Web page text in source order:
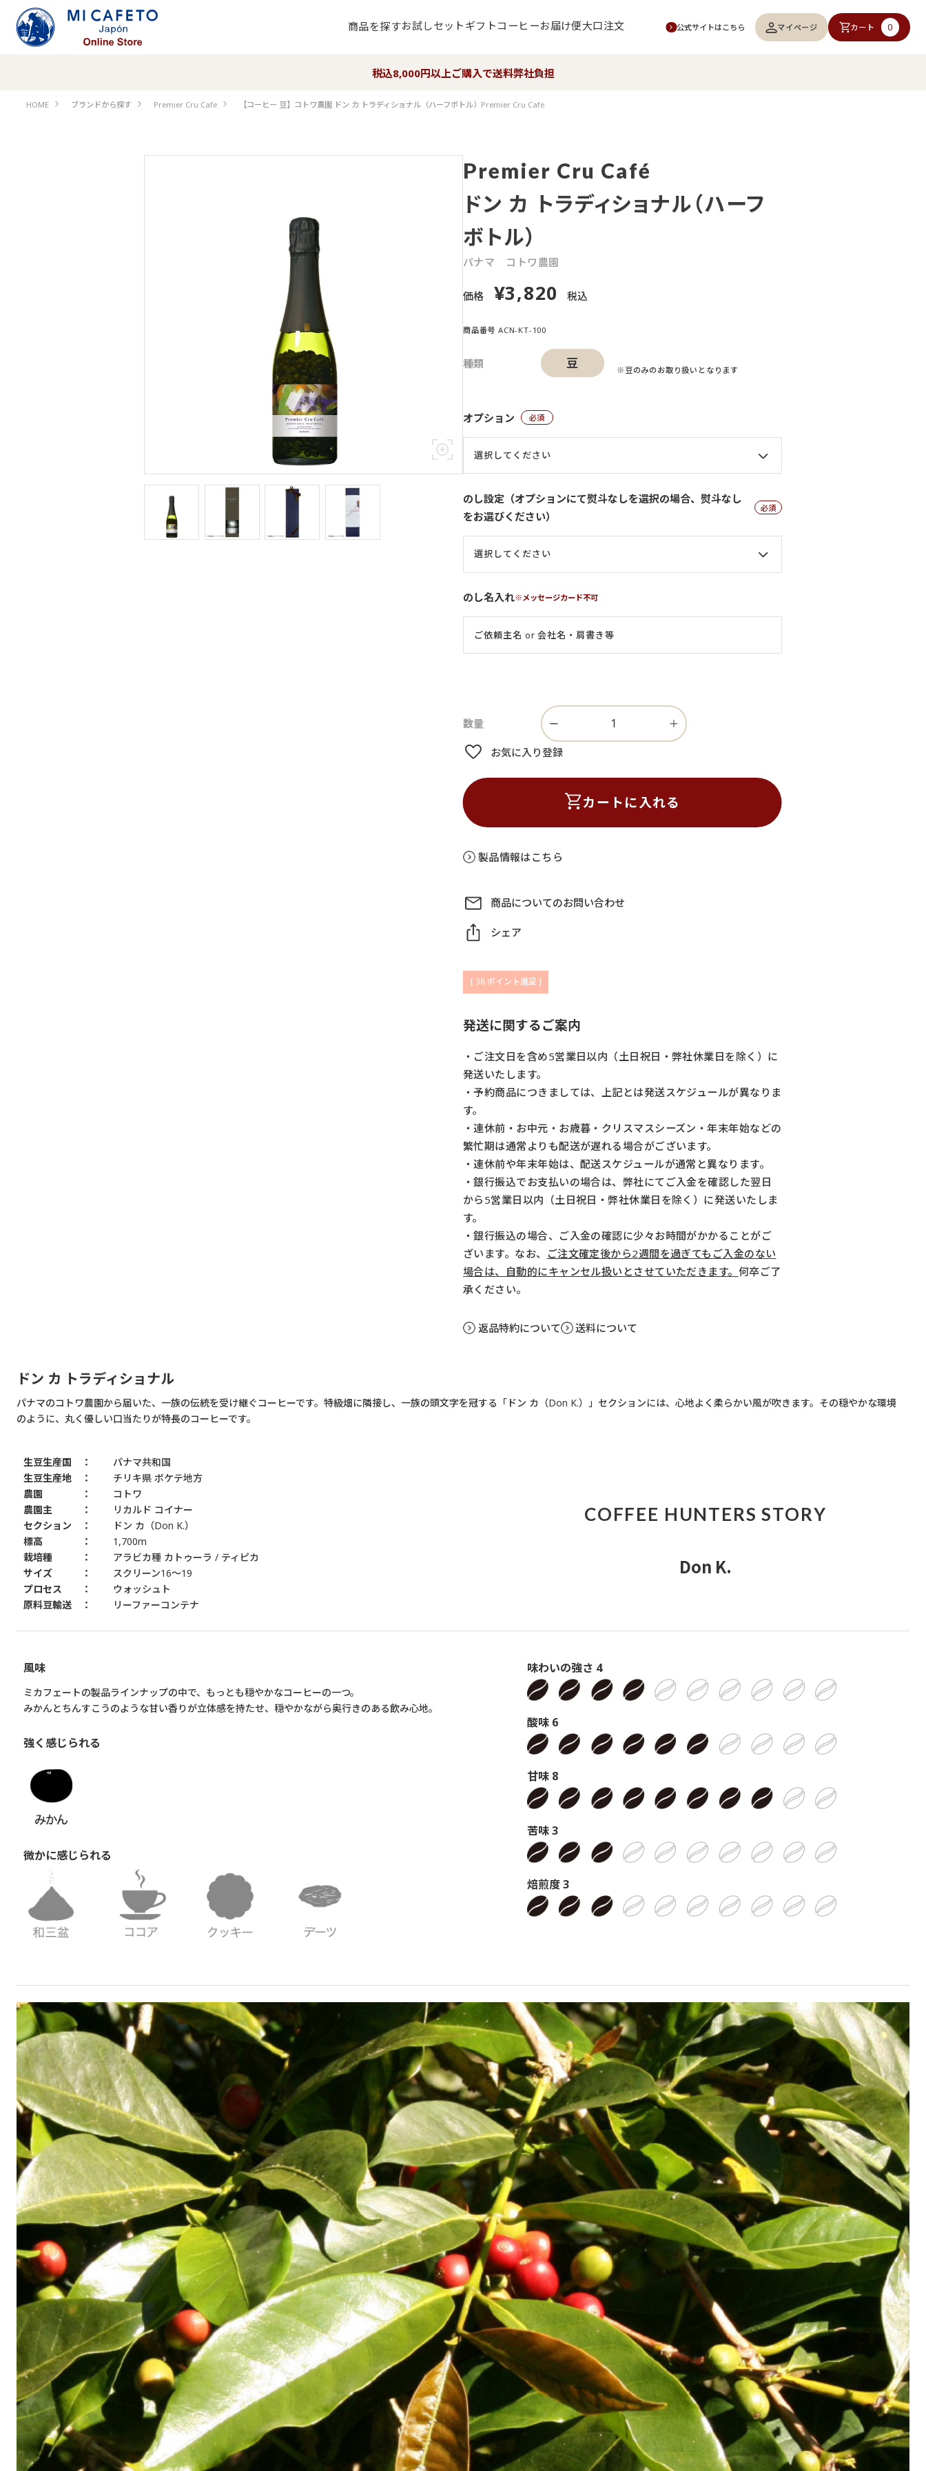
商品を探すお試しセット ギフト コーヒーお届け便大口注文 公式サイトはこちら マイページ カート 0
税込8,000円以上ご購入で送料弊社負担
HOME ブランドから探す Premier Cru Cafe 【コーヒー 豆】コトワ農園 ドン カ トラディショナル（ハーフボトル）Premier Cru Cafe
Premier Cru Café
ドン カ トラディショナル（ハーフ
ボトル）
パナマ コトワ農園
価格 ¥3,820 税込
商品番号 ACN-KT-100
豆 ※豆のみのお取り扱いとなります
オプション
のし設定（オプションにて熨斗なしを選択の場合、熨斗なし
をお選びください）
須)
のし名入れ※メッセージカード不可
お気に入り登録
カートに入れる
製品情報はこちら
商品についてのお問い合わせ
シェア
[ 38 ポイント進呈 ]
発送に関するご案内
・ご注文日を含め5営業日以内（土日祝日・弊社休業日を除く）に
発送いたします。
・予約商品につきましては、上記とは発送スケジュールが異なりま
す。
・連休前・お中元・お歳暮・クリスマスシーズン・年末年始などの
繁忙期は通常よりも配送が遅れる場合がございます。
・連休前や年末年始は、配送スケジュールが通常と異なります。
・銀行振込でお支払いの場合は、弊社にてご入金を確認した翌日
から5営業日以内（土日祝日・弊社休業日を除く）に発送いたしま
す。
・銀行振込の場合、ご入金の確認に少々お時間がかかることがご
ざいます。なお、
ご注文確定後から2週間を過ぎてもご入金のない
場合は、自動的にキャンセル扱いとさせていただきます。 何卒ご了
承ください。
返品特約について 送料について
ドン カ トラディショナル
パナマのコトワ農園から届いた、一族の伝統を受け継ぐコーヒーです。特級畑に隣接し、一族の頭文字を冠する「ドン カ（Don K.）」セクションには、心地よく柔らかい風が吹きます。その穏やかな環境
のように、丸く優しい口当たりが特長のコーヒーです。
生豆生産国
パナマ共和国
生豆生産地
チリキ県 ボケテ地方
農園
コトワ
農園主
リカルド コイナー
セクション
ドン カ（Don K.）
標高
1,700m
栽培種
アラビカ種 カトゥーラ / ティピカ
サイズ
スクリーン16～19
プロセス
ウォッシュト
原料豆輸送
リーファーコンテナ
風味
ミカフェートの製品ラインナップの中で、もっとも穏やかなコーヒーの一つ。
みかんとちんすこうのような甘い香りが立体感を持たせ、穏やかながら奥行きのある飲み心地。
強く感じられる
微かに感じられる
味わいの強さ 4
酸味 6
甘味 8
苦味 3
焙煎度 3
COFFEE HUNTERS STORY
Don K.